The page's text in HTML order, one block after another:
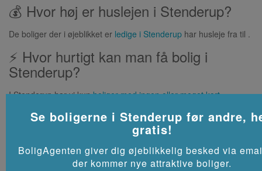
💰 Hvor høj er huslejen i Stenderup?
De boliger der i øjeblikket er ledige i Stenderup har husleje fra til .
⚡ Hvor hurtigt kan man få bolig i
Stenderup?
I Stenderup har vi kunboliger med ingen eller meget kort
kommende måneder.
på Akutbolig.dk
Se boligerne i Stenderup før andre,
gratis!
BoligAgenten giver dig øjeblikkelig besked via
der kommer nye attraktive boliger.